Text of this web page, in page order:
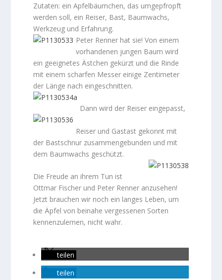
Zutaten: ein Apfelbäumchen, das umgepfropft
werden soll, ein Reiser, Bast, Baumwachs,
Werkzeug und Erfahrung.
Peter Renner hat sie! Von einem
vorhandenen jungen Baum wird
ein geeignetes Ästchen gekürzt und die Rinde
mit einem scharfen Messer einige Zentimeter
der Länge nach eingeschnitten.
Dann wird der Reiser eingepasst,
Reiser und Gastast gekonnt mit
der Bastschnur zusammengebunden und mit
dem Baumwachs geschützt.
Die Freude an ihrem Tun ist
Ottmar Fischer und Peter Renner anzusehen!
Jetzt brauchen wir noch ein langes Leben, um
die Äpfel von beinahe vergessenen Sorten
kennenzulernen, nicht wahr.
teilen
teilen